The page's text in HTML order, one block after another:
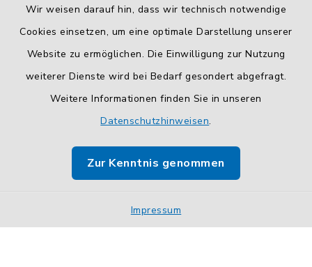
Wir weisen darauf hin, dass wir technisch notwendige
Cookies einsetzen, um eine optimale Darstellung unserer
Website zu ermöglichen. Die Einwilligung zur Nutzung
weiterer Dienste wird bei Bedarf gesondert abgefragt.
Weitere Informationen finden Sie in unseren
Datenschutzhinweisen.
Zur Kenntnis genommen
Impressum
Barrierefreiheit
Sitemap